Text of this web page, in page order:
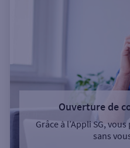
Ouverture de
Grâce à l’Appli SG,
sans